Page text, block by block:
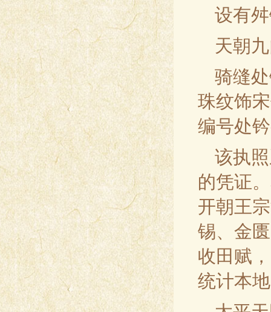
设有
天朝
骑缝
珠纹饰
编号处
该执
的凭证
开朝王
锡、金
收田赋
统计本